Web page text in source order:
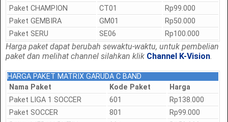
Paket CHAMPION CT01
Rp99.000
Paket GEMBIRA
GM01
Rp50.000
Paket SERU
SE06 Rp100.000
Harga paket dapat berubah sewaktu-waktu, untuk pembelian
paket dan melihat channel silahkan klik Channel K-Vision.
HARGA PAKET MATRIX GARUDA C BAND
Nama Paket
Kode Paket
Harga
Paket LIGA 1 SOCCER
601
Rp138.000
Paket SOCCER
801
Rp99.000